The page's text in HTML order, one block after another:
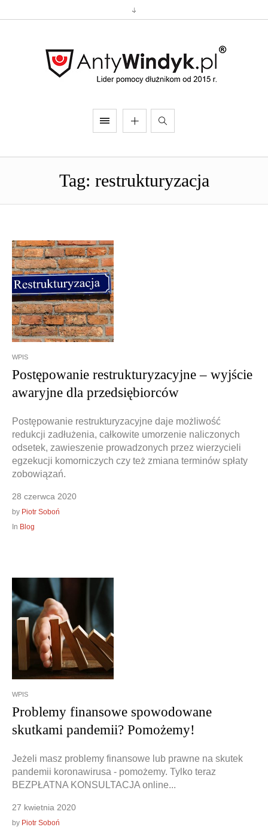
Doradztwo prawne
Doradztwo & konsulting
Tag: restrukturyzacja
WPIS
Postępowanie restrukturyzacyjne – wyjście
awaryjne dla przedsiębiorców
Postępowanie restrukturyzacyjne daje możliwość
redukcji zadłużenia, całkowite umorzenie naliczonych
odsetek, zawieszenie prowadzonych przez wierzycieli
egzekucji komorniczych czy też zmiana terminów spłaty
zobowiązań.
28 czerwca 2020
by Piotr Soboń
In Blog
WPIS
Problemy finansowe spowodowane
skutkami pandemii? Pomożemy!
Jeżeli masz problemy finansowe lub prawne na skutek
pandemii koronawirusa - pomożemy. Tylko teraz
BEZPŁATNA KONSULTACJA online...
27 kwietnia 2020
by Piotr Soboń